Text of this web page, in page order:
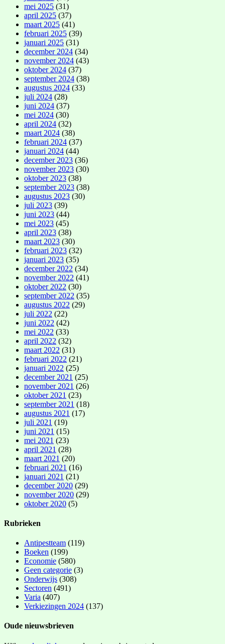
mei 2025 (31)
april 2025 (37)
maart 2025 (41)
februari 2025 (39)
januari 2025 (31)
december 2024 (34)
november 2024 (43)
oktober 2024 (37)
september 2024 (38)
augustus 2024 (33)
juli 2024 (28)
juni 2024 (37)
mei 2024 (30)
april 2024 (32)
maart 2024 (38)
februari 2024 (37)
januari 2024 (44)
december 2023 (36)
november 2023 (30)
oktober 2023 (38)
september 2023 (38)
augustus 2023 (30)
juli 2023 (39)
juni 2023 (44)
mei 2023 (45)
april 2023 (38)
maart 2023 (30)
februari 2023 (32)
januari 2023 (35)
december 2022 (34)
november 2022 (41)
oktober 2022 (30)
september 2022 (35)
augustus 2022 (29)
juli 2022 (22)
juni 2022 (42)
mei 2022 (33)
april 2022 (32)
maart 2022 (31)
februari 2022 (21)
januari 2022 (25)
december 2021 (25)
november 2021 (26)
oktober 2021 (23)
september 2021 (18)
augustus 2021 (17)
juli 2021 (19)
juni 2021 (15)
mei 2021 (23)
april 2021 (28)
maart 2021 (20)
februari 2021 (16)
januari 2021 (21)
december 2020 (29)
november 2020 (29)
oktober 2020 (5)
Rubrieken
Antipestteam (119)
Boeken (199)
Economie (580)
Geen categorie (3)
Onderwijs (308)
Sectoren (491)
Varia (407)
Verkiezingen 2024 (137)
Oude nieuwsbrieven